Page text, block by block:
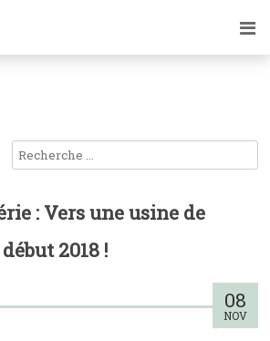
: Vers une usine de
2018 !
08
NOV